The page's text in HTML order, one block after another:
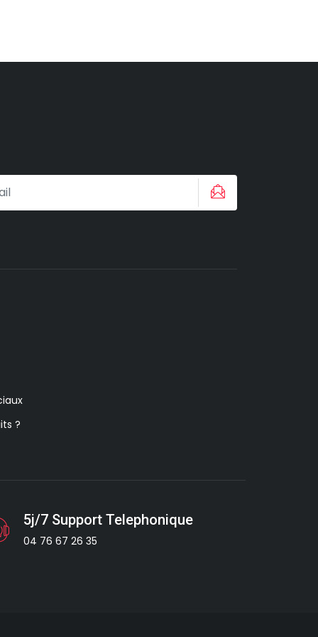
?
5j/7 Support Telephonique
04 76 67 26 35